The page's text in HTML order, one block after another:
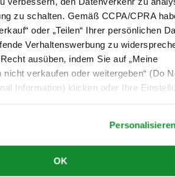
zu schalten. Gemäß CCPA/CPRA
oder „Teilen“ Ihrer persönlichen
Verhaltenswerbung zu
ausüben, indem Sie auf „Meine
nicht verkaufen oder weitergeben“ (Do
Information) klicken oder Ihre
OK
CERTINA Club
Newsletter und erhalten Sie exklusive